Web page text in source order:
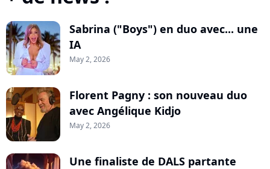
Sabrina ("Boys") en duo avec... une
IA
May 2, 2026
Florent Pagny : son nouveau duo
avec Angélique Kidjo
May 2, 2026
Une finaliste de DALS partante